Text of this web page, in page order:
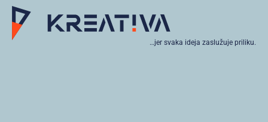
…jer svaka ideja zaslužuje priliku.